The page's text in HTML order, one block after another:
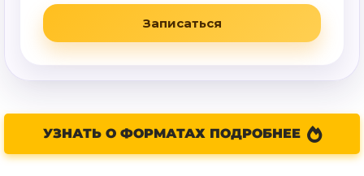
Записаться
УЗНАТЬ О ФОРМАТАХ ПОДРОБНЕЕ